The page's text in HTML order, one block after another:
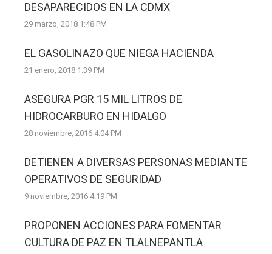
DESAPARECIDOS EN LA CDMX
29 marzo, 2018 1:48 PM
EL GASOLINAZO QUE NIEGA HACIENDA
21 enero, 2018 1:39 PM
ASEGURA PGR 15 MIL LITROS DE
HIDROCARBURO EN HIDALGO
28 noviembre, 2016 4:04 PM
DETIENEN A DIVERSAS PERSONAS MEDIANTE
OPERATIVOS DE SEGURIDAD
9 noviembre, 2016 4:19 PM
PROPONEN ACCIONES PARA FOMENTAR
CULTURA DE PAZ EN TLALNEPANTLA